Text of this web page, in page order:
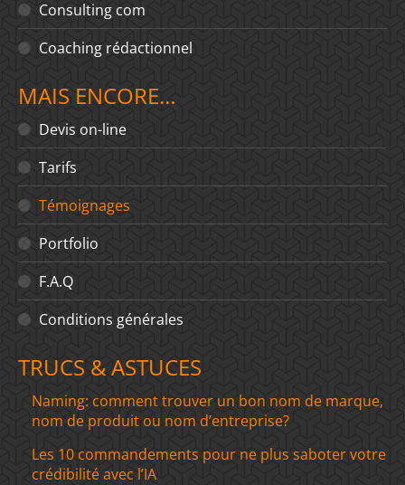
Consulting com
Coaching rédactionnel
MAIS ENCORE…
Devis on-line
Tarifs
Témoignages
Portfolio
F.A.Q
Conditions générales
TRUCS & ASTUCES
Naming: comment trouver un bon nom de marque,
nom de produit ou nom d’entreprise?
Les 10 commandements pour ne plus saboter votre
crédibilité avec l’IA